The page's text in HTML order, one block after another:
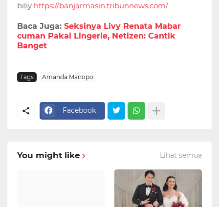
biliy https://banjarmasin.tribunnews.com/
Baca Juga: Seksinya Livy Renata Mabar
cuman Pakai Lingerie, Netizen: Cantik
Banget
Tags Amanda Manopo
Facebook
You might like Lihat semua